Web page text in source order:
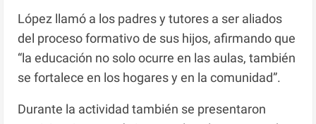
López llamó a los padres y tutores a ser aliados
del proceso formativo de sus hijos, afirmando que
“la educación no solo ocurre en las aulas, también
se fortalece en los hogares y en la comunidad”.
Durante la actividad también se presentaron